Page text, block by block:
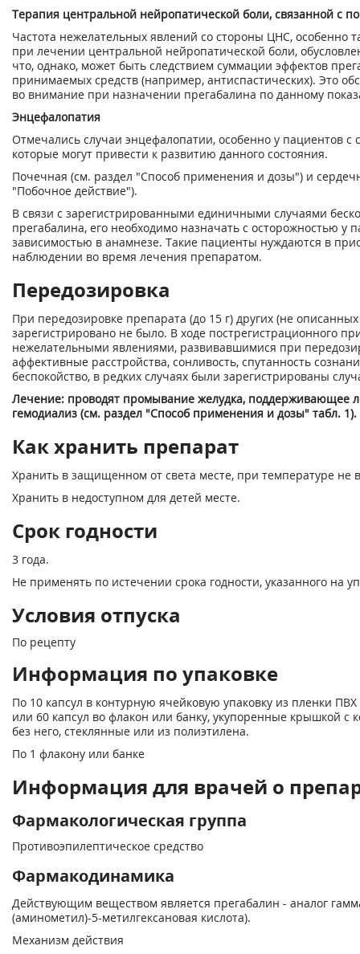
Терапия центральной нейропатической боли, связанной с
Частота нежелательных явлений со стороны ЦНС, особенно
при лечении центральной нейропатической боли,
что, однако, может быть следствием суммации эффектов
принимаемых средств (например, антиспастических). Это
во внимание при назначении прегабалина по данному
Энцефалопатия
Отмечались случаи энцефалопатии, особенно у пациентов
которые могут привести к развитию данного состояния.
Почечная (см. раздел "Способ применения и дозы") и
"Побочное действие").
В связи с зарегистрированными единичными случаями
прегабалина, его необходимо назначать с осторожностью у
зависимостью в анамнезе. Такие пациенты нуждаются в
наблюдении во время лечения препаратом.
Передозировка
При передозировке препарата (до 15 г) других (не
зарегистрировано не было. В ходе пострегистрационного
нежелательными явлениями, развивавшимися при
аффективные расстройства, сонливость, спутанность
беспокойство, в редких случаях были зарегистрированы
Лечение: проводят промывание желудка, поддерживающее
гемодиализ (см. раздел "Способ применения и дозы" табл. 1).
Как хранить препарат
Хранить в защищенном от света месте, при температуре не
Хранить в недоступном для детей месте.
Срок годности
3 года.
Не применять по истечении срока годности, указанного на
Условия отпуска
По рецепту
Информация по упаковке
По 10 капсул в контурную ячейковую упаковку из пленки
или 60 капсул во флакон или банку, укупоренные крышкой с
без него, стеклянные или из полиэтилена.
По 1 флакону или банке
Информация для врачей о
Фармакологическая группа
Противоэпилептическое средство
Фармакодинамика
Действующим веществом является прегабалин - аналог
(аминометил)-5-метилгексановая кислота).
Механизм действия